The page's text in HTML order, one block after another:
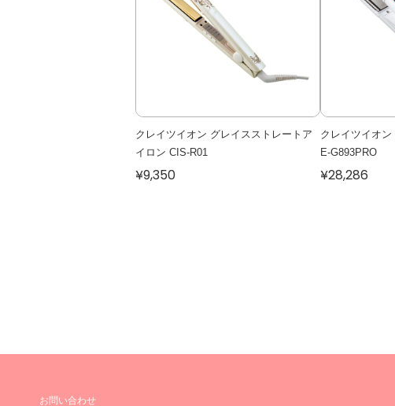
クレイツイオン グレイスストレートア
イロン CIS-R01
¥9,350
クレイツイオン
E-G893PRO
¥28,286
お問い合わせ